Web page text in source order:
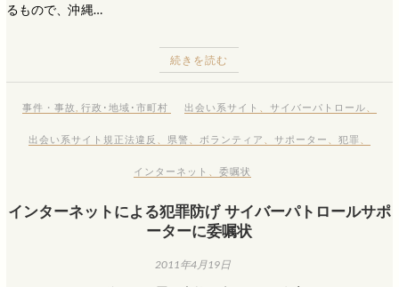
るもので、沖縄…
続きを読む
事件・事故 行政･地域･市町村 出会い系サイト サイバーパトロール
出会い系サイト規正法違反 県警 ボランティア サポーター 犯罪
インターネット 、委嘱状
インターネットによる犯罪防げ サイバーパトロールサポ
ーターに委嘱状
2011年4月19日